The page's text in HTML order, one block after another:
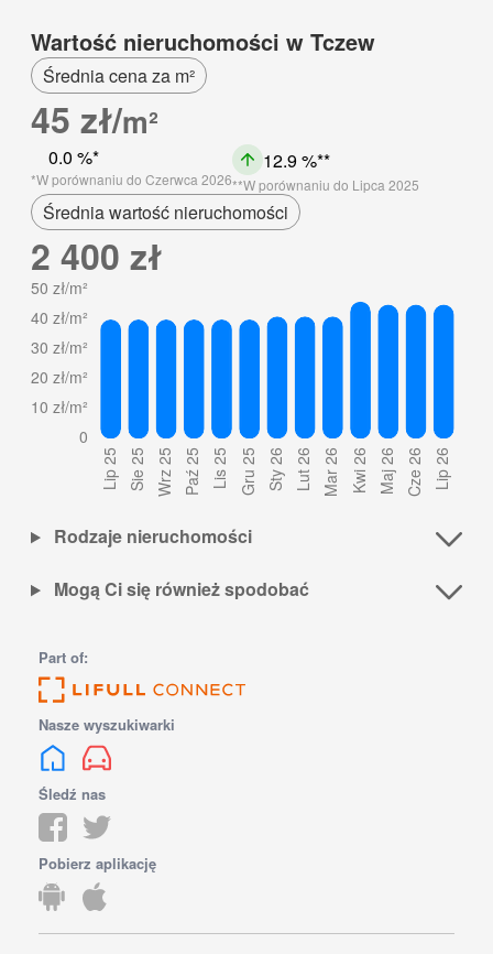
Wartość nieruchomości w Tczew
Średnia cena za m²
45 zł/m²
0.0 %
W porównaniu do Czerwca 2026
12.9 %
W porównaniu do Lipca 2025
Średnia wartość nieruchomości
2 400 zł
Rodzaje nieruchomości
Mogą Ci się również spodobać
Part of:
Nasze wyszukiwarki
Śledź nas
Pobierz aplikację